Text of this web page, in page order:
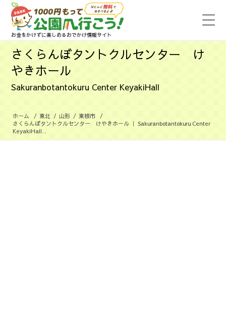
お金をかけずに楽しめるおでかけ情報サイト
さくらんぼタントクルセンター け
やきホール
Sakuranbotantokuru Center KeyakiHall
ホーム / 東北 / 山形 / 東根市
/
さくらんぼタントクルセンター けやきホール ｜ Sakuranbotantokuru Center
KeyakiHall...